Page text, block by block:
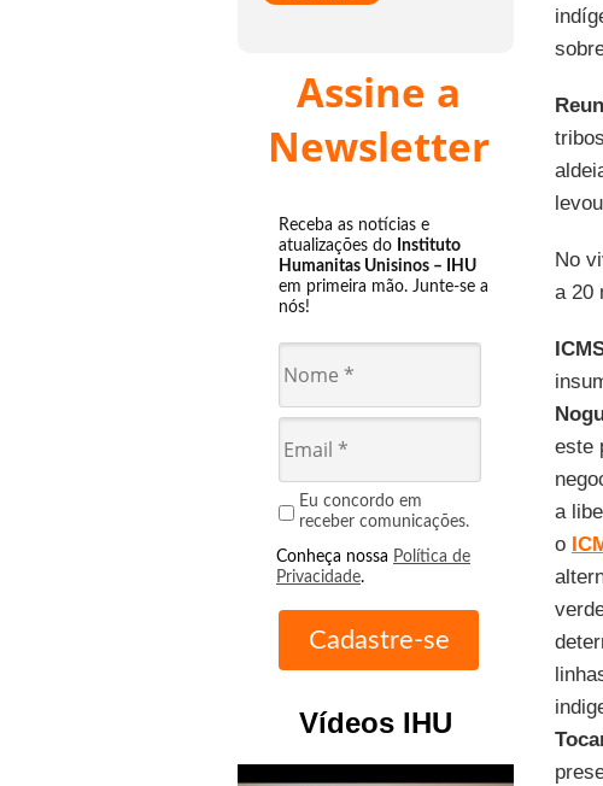
Assine a
Newsletter
Receba as notícias e
atualizações do Instituto
Humanitas Unisinos – IHU
em primeira mão. Junte-se a
nós!
Eu concordo em
receber comunicações.
Conheça nossa Política de
Privacidade.
Vídeos IHU
No
a 20
este
a
o